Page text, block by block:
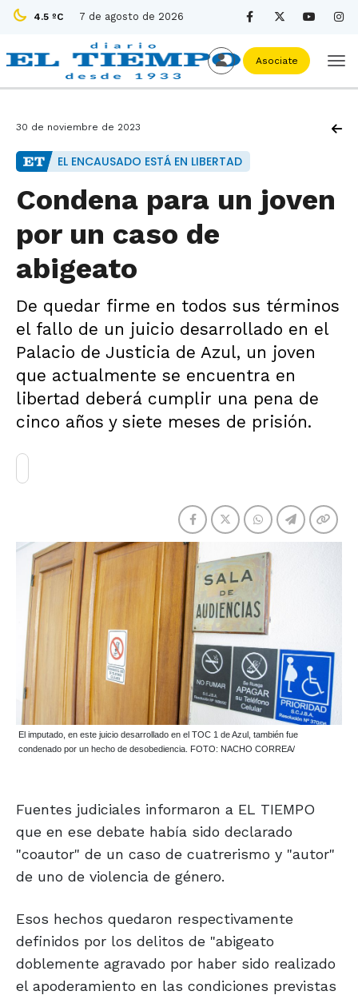
4.5 ºC 7 de agosto de 2026
Asociate
30 de noviembre de 2023
EL ENCAUSADO ESTÁ EN LIBERTAD
Condena para un joven
por un caso de
abigeato
De quedar firme en todos sus términos
el fallo de un juicio desarrollado en el
Palacio de Justicia de Azul, un joven
que actualmente se encuentra en
libertad deberá cumplir una pena de
cinco años y siete meses de prisión.
El imputado, en este juicio desarrollado en el TOC 1 de Azul, también fue
condenado por un hecho de desobediencia. FOTO: NACHO CORREA/
Fuentes judiciales informaron a EL TIEMPO
que en ese debate había sido declarado
"coautor" de un caso de cuatrerismo y "autor"
de uno de violencia de género.
Esos hechos quedaron respectivamente
definidos por los delitos de "abigeato
doblemente agravado por haber sido realizado
el apoderamiento en las condiciones previstas